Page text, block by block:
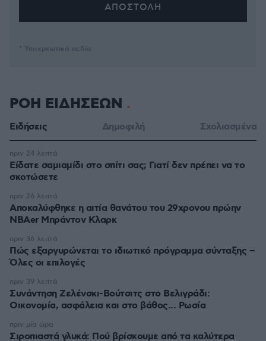
* Υποχρεωτικά πεδία
ΡΟΗ ΕΙΔΗΣΕΩΝ
Ειδήσεις Δημοφιλή Σχολιασμένα
Είδατε σαμιαμίδι στο σπίτι σας; Γιατί δεν πρέπει να το
σκοτώσετε
πριν 24 λεπτά
Αποκαλύφθηκε η αιτία θανάτου του 29χρονου πρώην
NBAer Μπράντον Κλαρκ
πριν 26 λεπτά
Πώς εξαργυρώνεται το ιδιωτικό πρόγραμμα σύνταξης –
Όλες οι επιλογές
πριν 36 λεπτά
Συνάντηση Ζελένσκι-Βούτσιτς στο Βελιγράδι:
Οικονομία, ασφάλεια και στο βάθος... Ρωσία
πριν 39 λεπτά
Σιροπιαστά γλυκά: Πού βρίσκουμε από τα καλύτερα
πριν μία ώρα